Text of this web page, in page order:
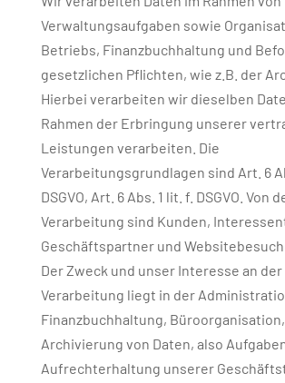
Verwaltungsaufgaben sowie
Betriebs, Finanzbuchhaltung und
gesetzlichen Pflichten, wie z.B. der
Hierbei verarbeiten wir dieselben
Rahmen der Erbringung unserer
Leistungen verarbeiten. Die
Verarbeitungsgrundlagen sind Art. 6
DSGVO, Art. 6 Abs. 1 lit. f. DSGVO. Von
Verarbeitung sind Kunden,
Geschäftspartner und
Der Zweck und unser Interesse an der
Verarbeitung liegt in der
Finanzbuchhaltung, Büroorganisation,
Archivierung von Daten, also
Aufrechterhaltung unserer